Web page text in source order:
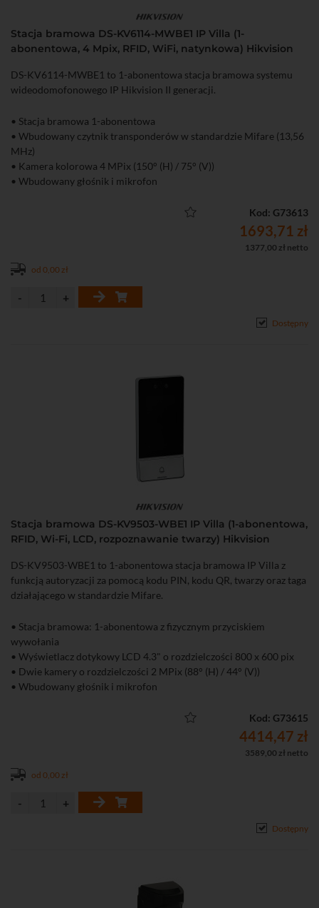
Stacja bramowa DS-KV6114-MWBE1 IP Villa (1-
abonentowa, 4 Mpix, RFID, WiFi, natynkowa) Hikvision
DS-KV6114-MWBE1 to 1-abonentowa stacja bramowa systemu
wideodomofonowego IP Hikvision II generacji.
• Stacja bramowa 1-abonentowa
• Wbudowany czytnik transponderów w standardzie Mifare (13,56
MHz)
• Kamera kolorowa 4 MPix (150° (H) / 75° (V))
• Wbudowany głośnik i mikrofon
• 2 wyjścia przekaźnikowe do sterowania (NO/NC)
• 4 wejścia alarmowe
• Detekcja ruchu
• Uwierzytelnienie przez Bluetooth, tag Mifare, HikConnect, stacja
• Zasilanie DC 12 V lub PoE (802.3 af)
Kod: G73613
1693,71 zł
1377,00 zł netto
od 0,00 zł
Dostępny
Stacja bramowa DS-KV9503-WBE1 IP Villa (1-abonentowa,
RFID, Wi-Fi, LCD, rozpoznawanie twarzy) Hikvision
DS-KV9503-WBE1 to 1-abonentowa stacja bramowa IP Villa z
funkcją autoryzacji za pomocą kodu PIN, kodu QR, twarzy oraz taga
działającego w standardzie Mifare.
• Stacja bramowa: 1-abonentowa z fizycznym przyciskiem
wywołania
• Wyświetlacz dotykowy LCD 4.3" o rozdzielczości 800 x 600 pix
• Dwie kamery o rozdzielczości 2 MPix (88° (H) / 44° (V))
• Wbudowany głośnik i mikrofon
• Wirtualna klawiatura do otwierania kodem PIN
• Wbudowany czytnik transponderów w standardzie Mifare (13,56
(zarezerwowany)
• 2 wyjścia przekaźnikowe do sterowania (30 V, 2 A)
• 2 wejścia do podłączenia przycisków wyjścia
• Obsługa do 100 tys. tagów, 20 tys. użytkowników, 10 tys. twarzy,
• Obsługa za pomocą iVMS-4200, przeglądarki, Hik-Connect
• Możliwość bezpośredniego dodania do chmury Hik-Connect
Kod: G73615
4414,47 zł
3589,00 zł netto
od 0,00 zł
Dostępny